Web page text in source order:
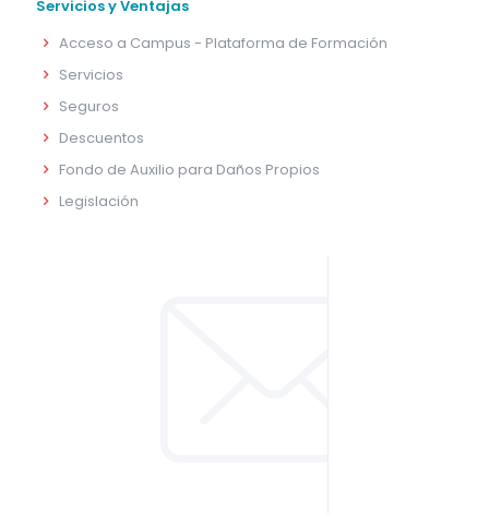
Servicios y Ventajas
Acceso a Campus - Plataforma de Formación
Servicios
Seguros
Descuentos
Fondo de Auxilio para Daños Propios
Legislación